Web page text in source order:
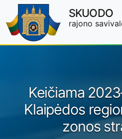
Skip to main content
SKUODO
rajono
Keičiama
Klaipėdos
zonos